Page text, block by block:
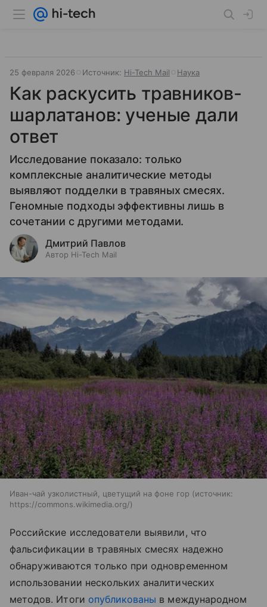
25 февраля 2026 Источник: Hi-Tech Mail Наука
Как раскусить травников-
шарлатанов: ученые дали
ответ
Исследование показало: только
комплексные аналитические методы
выявляют подделки в травяных смесях.
Геномные подходы эффективны лишь в
сочетании с другими методами.
Дмитрий Павлов
Автор Hi-Tech Mail
Иван-чай узколистный, цветущий на фоне гор
источник:
https://commons.wikimedia.org/
Российские исследователи выявили, что
фальсификации в травяных смесях надежно
обнаруживаются только при одновременном
использовании нескольких аналитических
методов. Итоги опубликованы в международном